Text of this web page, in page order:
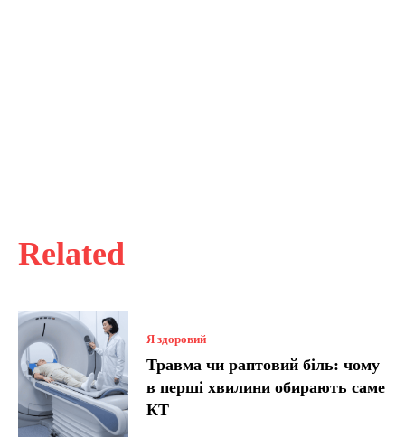
Related
Я здоровий
Травма чи раптовий біль: чому
в перші хвилини обирають саме
КТ